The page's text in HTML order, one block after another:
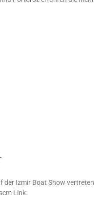
der Izmir Boat Show vertreten
Link